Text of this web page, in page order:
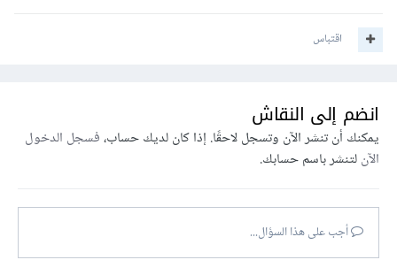
اقتباس
انضم إلى النقاش
يمكنك أن تنشر الآن وتسجل لاحقًا. إذا كان لديك حساب،فسجل الدخول
الآنلتنشر باسم حسابك.
أجب على هذا السؤال...